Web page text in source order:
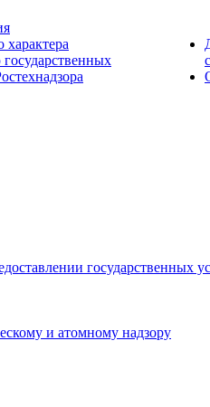
характера
государственных
и атомному надзору